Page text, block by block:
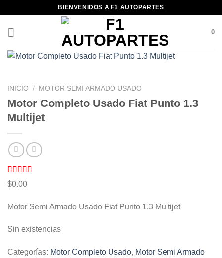
contenido
BIENVENIDOS A F1 AUTOPARTES
0
INICIO / MOTOR SEMI ARMADO USADO
Motor Completo Usado Fiat Punto 1.3
Multijet
Valorado
con5.00
2
valoraciones
$0.00
Motor Semi Armado Usado Fiat Punto 1.3 Multijet
Sin existencias
Categorías: Motor Completo Usado, Motor Semi Armado